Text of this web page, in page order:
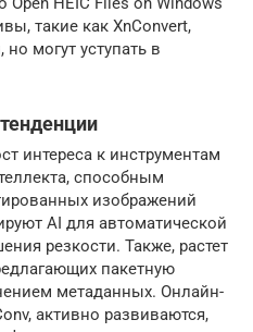
такие как XnConvert,
могут уступать в
интереса к инструментам
способным
изображений
AI для автоматической
резкости. Также, растет
пакетную
метаданных. Онлайн-
активно развиваются,